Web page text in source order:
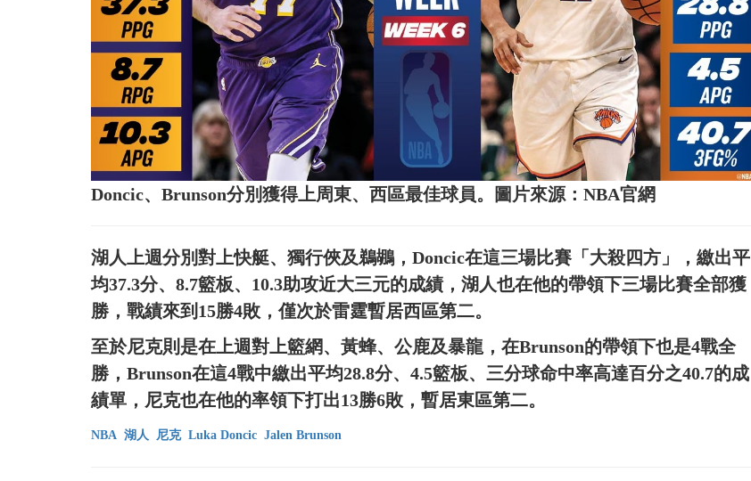
Doncic、Brunson分別獲得上周東、西區最佳球員。圖片來源：NBA官網
湖人上週分別對上快艇、獨行俠及鵜鶘，Doncic在這三場比賽「大殺四方」，繳出平
均37.3分、8.7籃板、10.3助攻近大三元的成績，湖人也在他的帶領下三場比賽全部獲
勝，戰績來到15勝4敗，僅次於雷霆暫居西區第二。
至於尼克則是在上週對上籃網、黃蜂、公鹿及暴龍，在Brunson的帶領下也是4戰全
勝，Brunson在這4戰中繳出平均28.8分、4.5籃板、三分球命中率高達百分之40.7的成
績單，尼克也在他的率領下打出13勝6敗，暫居東區第二。
NBA 湖人 尼克 Luka Doncic Jalen Brunson